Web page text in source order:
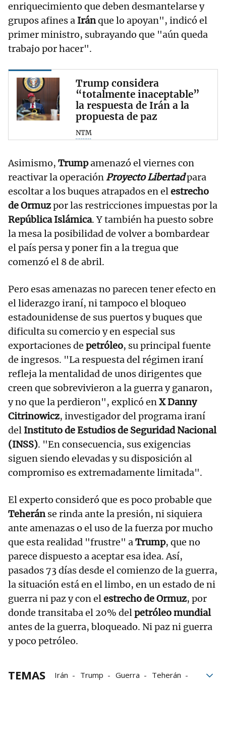
enriquecimiento que deben desmantelarse y
grupos afines a Iránque lo apoyan", indicó el
primer ministro, subrayando que "aún queda
trabajo por hacer".
Trump considera
“totalmente inaceptable”
la respuesta de Irán a la
propuesta de paz
NTM
Asimismo, Trumpamenazó el viernes con
reactivar la operaciónProyecto Libertadpara
escoltar a los buques atrapados en elestrecho
de Ormuzpor las restricciones impuestas por la
República Islámica. Y también ha puesto sobre
la mesa la posibilidad de volver a bombardear
el país persa y poner fin a la tregua que
comenzó el 8 de abril.
Pero esas amenazas no parecen tener efecto en
el liderazgo iraní, ni tampoco el bloqueo
estadounidense de sus puertos y buques que
dificulta su comercio y en especial sus
exportaciones de petróleo, su principal fuente
de ingresos. "La respuesta del régimen iraní
refleja la mentalidad de unos dirigentes que
creen que sobrevivieron a la guerra y ganaron,
y no que la perdieron", explicó enXDanny
Citrinowicz, investigador del programa iraní
del Instituto de Estudios de Seguridad Nacional
(INSS). "En consecuencia, sus exigencias
siguen siendo elevadas y su disposición al
compromiso es extremadamente limitada".
El experto consideró que es poco probable que
Teheránse rinda ante la presión, ni siquiera
ante amenazas o el uso de la fuerza por mucho
que esta realidad "frustre" aTrump, que no
parece dispuesto a aceptar esa idea. Así,
pasados 73 días desde el comienzo de la guerra,
la situación está en el limbo, en un estado de ni
guerra ni paz y con elestrecho de Ormuz, por
donde transitaba el 20% delpetróleo mundial
antes de la guerra, bloqueado. Ni paz ni guerra
y poco petróleo.
TEMAS Irán Trump Guerra
Teherán